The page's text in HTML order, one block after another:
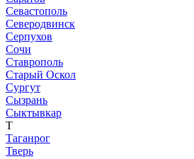
Севастополь
Северодвинск
Серпухов
Сочи
Ставрополь
Старый Оскол
Сургут
Сызрань
Сыктывкар
Т
Таганрог
Тверь